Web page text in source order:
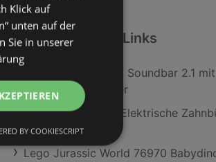
Weiterführende Links
Philips Tab8200/10 Soundbar 2.1 mit
Wireless Subwoofer
Oral-B iO Series 5 Elektrische
Matt Black
Lego Jurassic World 76970
Klick auf
unten auf der
Sie in unserer
BY COOKIESCRIPT